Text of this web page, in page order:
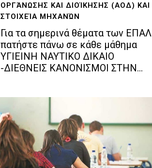
ΟΡΓΆΝΩΣΗΣ ΚΑΙ ΔΙΟΊΚΗΣΗΣ (ΑΟΔ) ΚΑΙ
ΣΤΟΙΧΕΊΑ ΜΗΧΑΝΏΝ
Για τα σημερινά θέματα των ΕΠΑΛ
πατήστε πάνω σε κάθε μάθημα
ΥΓΙΕΙΝΗ ΝΑΥΤΙΚΟ ΔΙΚΑΙΟ
-ΔΙΕΘΝΕΙΣ ΚΑΝΟΝΙΣΜΟΙ ΣΤΗΝ...